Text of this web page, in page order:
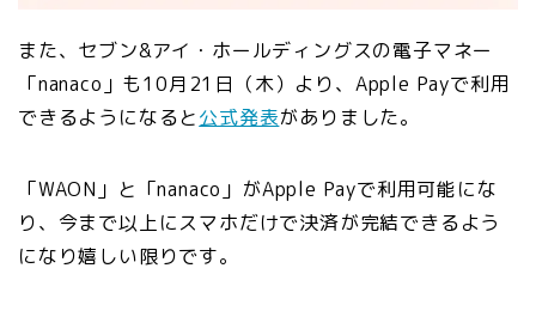
また、 セブン&アイ・ホールディングスの電子マネー
「nanaco」も10月21日（木）より、Apple Payで利用
できるようになると公式発表がありました。
「WAON」と「nanaco」がApple Payで利用可能にな
り、今まで以上にスマホだけで決済が完結できるよう
になり嬉しい限りです。